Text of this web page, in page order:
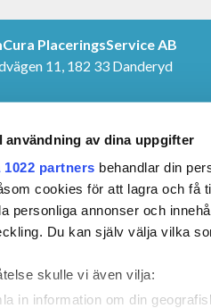
användning av dina uppgifter
1022 partners behandlar din
cookies för att lagra och få
personliga annonser och
Du kan själv välja vilka
skulle vi även vilja:
in information om din
PlaceringsService AB
11, 182 33 Danderyd
08-459 24 20